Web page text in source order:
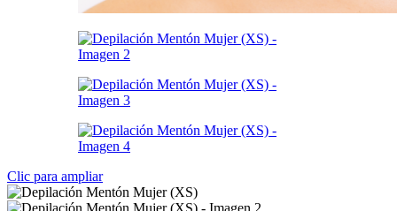
Clic para ampliar